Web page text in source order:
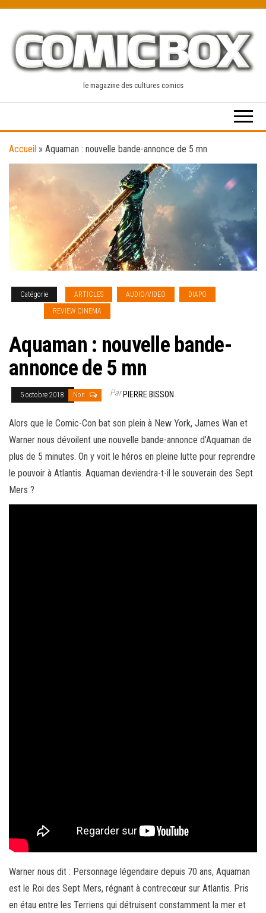
content
le magazine des cultures comics
Accueil » Aquaman : nouvelle bande-annonce de 5 mn
Catégorie ARTICLES AUDIO/VIDEO DIAPO
REVIEW CINEMA
Aquaman : nouvelle bande-
annonce de 5 mn
5 octobre 2018 Non ParPIERRE BISSON
Alors que le Comic-Con bat son plein à New York, James Wan et
Warner nous dévoilent une nouvelle bande-annonce d’Aquaman de
plus de 5 minutes. On y voit le héros en pleine lutte pour reprendre
le pouvoir à Atlantis. Aquaman deviendra-t-il le souverain des Sept
Mers ?
Warner nous dit : Personnage légendaire depuis 70 ans, Aquaman
est le Roi des Sept Mers, régnant à contrecœur sur Atlantis. Pris
en étau entre les Terriens qui détruisent constamment la mer et